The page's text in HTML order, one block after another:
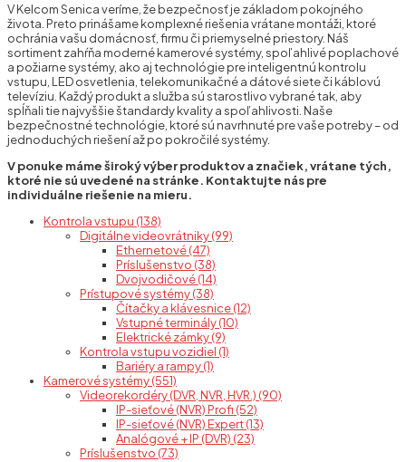
V Kelcom Senica veríme, že bezpečnosť je základom pokojného
života. Preto prinášame komplexné riešenia vrátane montáži, ktoré
ochránia vašu domácnosť, firmu či priemyselné priestory. Náš
sortiment zahŕňa moderné kamerové systémy, spoľahlivé poplachové
a požiarne systémy, ako aj technológie pre inteligentnú kontrolu
vstupu, LED osvetlenia, telekomunikačné a dátové siete či káblovú
televíziu. Každý produkt a služba sú starostlivo vybrané tak, aby
spĺňali tie najvyššie štandardy kvality a spoľahlivosti. Naše
bezpečnostné technológie, ktoré sú navrhnuté pre vaše potreby – od
jednoduchých riešení až po pokročilé systémy.
V ponuke máme široký výber produktov a značiek, vrátane tých,
ktoré nie sú uvedené na stránke. Kontaktujte nás pre
individuálne riešenie na mieru.
Kontrola vstupu (138)
Digitálne videovrátniky (99)
Ethernetové (47)
Príslušenstvo (38)
Dvojvodičové (14)
Prístupové systémy (38)
Čítačky a klávesnice (12)
Vstupné terminály (10)
Elektrické zámky (9)
Kontrola vstupu vozidiel (1)
Bariéry a rampy (1)
Kamerové systémy (551)
Videorekordéry (DVR, NVR, HVR.) (90)
IP-sieťové (NVR) Profi (52)
IP-sieťové (NVR) Expert (13)
Analógové + IP (DVR) (23)
Príslušenstvo (73)